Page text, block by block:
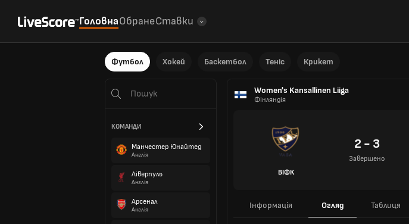
ГоловнаОбранеСтавки
Футбол Хокей Баскетбол Теніс Крикет
КОМАНДИ
Манчестер Юнайтед
Англія
Ліверпуль
Англія
Арсенал
Англія
Women's Kansallinen Liiga
Фінляндія
ВІФК
2 - 3
Завершено
Інформація Огляд Таблиця